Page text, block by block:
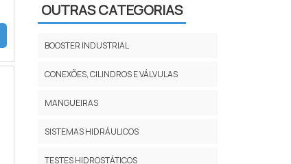
OUTRAS CATEGORIAS
BOOSTER INDUSTRIAL
CONEXÕES, CILINDROS E VÁLVULAS
MANGUEIRAS
SISTEMAS HIDRÁULICOS
TESTES HIDROSTÁTICOS